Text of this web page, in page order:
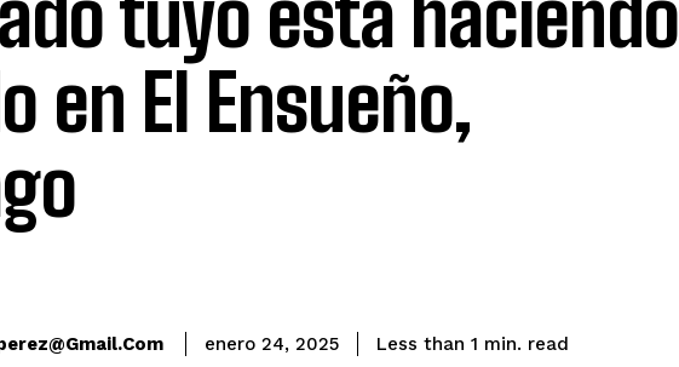
en El Ensueño,
enero 24, 2025 Less than 1 min. read